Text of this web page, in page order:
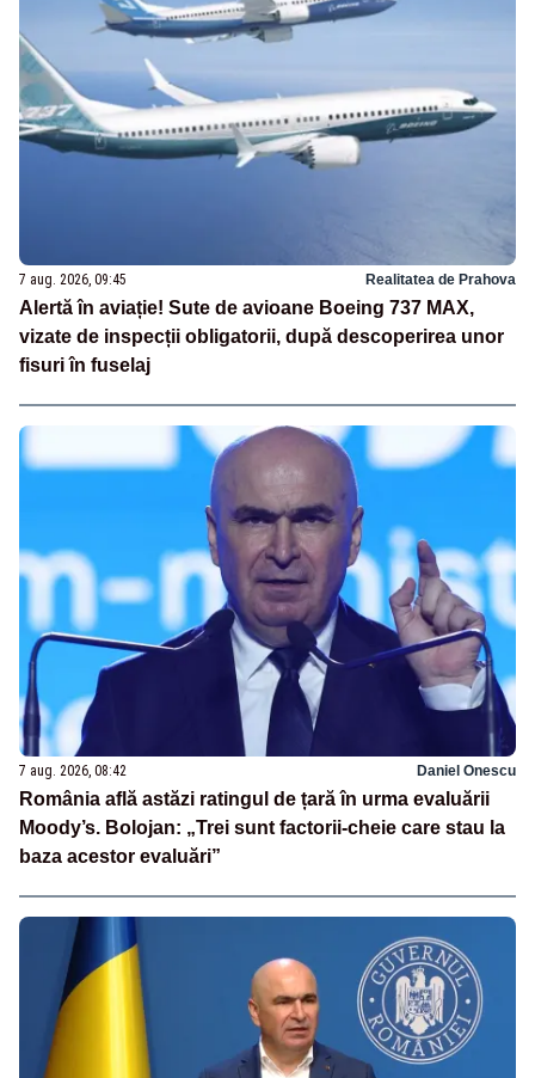
7 aug. 2026, 09:45 Realitatea de Prahova
Alertă în aviație! Sute de avioane Boeing 737 MAX,
vizate de inspecții obligatorii, după descoperirea unor
fisuri în fuselaj
7 aug. 2026, 08:42 Daniel Onescu
România află astăzi ratingul de țară în urma evaluării
Moody’s. Bolojan: „Trei sunt factorii-cheie care stau la
baza acestor evaluări”